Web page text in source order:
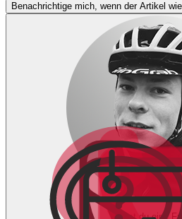
Benachrichtige mich, wenn der Artikel
Hast du eine